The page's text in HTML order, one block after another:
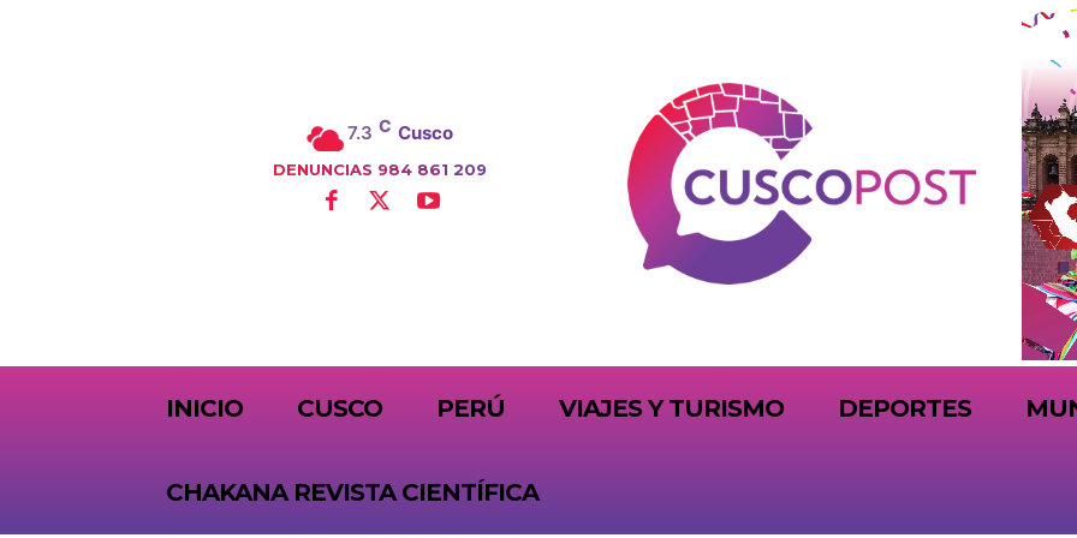
7.3 C Cusco
DENUNCIAS 984 861 209
INICIO CUSCO PERÚ VIAJES Y TURISMO DEPORTES
CHAKANA REVISTA CIENTÍFICA